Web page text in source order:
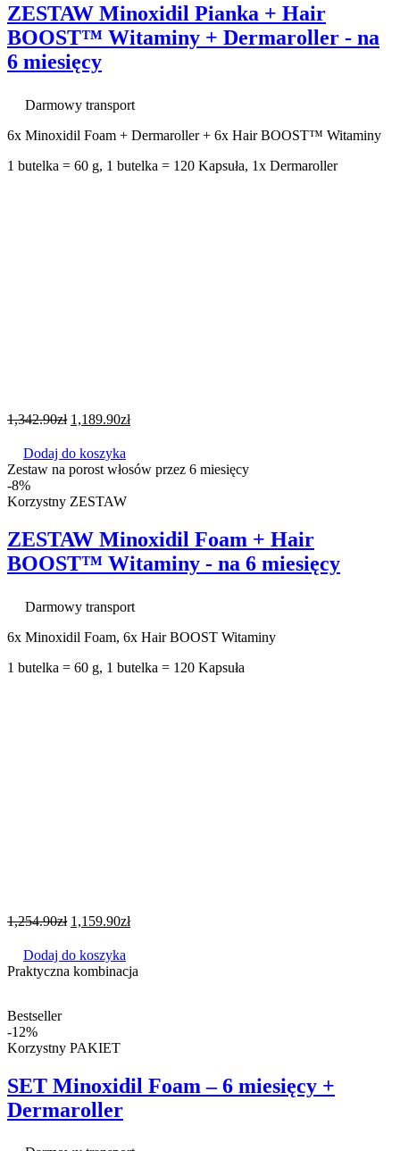
ZESTAW Minoxidil Pianka + Hair
BOOST™ Witaminy + Dermaroller - na
6 miesięcy
Darmowy transport
6x Minoxidil Foam + Dermaroller + 6x Hair BOOST™ Witaminy
1 butelka = 60 g, 1 butelka = 120 Kapsuła, 1x Dermaroller
1,342.90zł 1,189.90zł
Dodaj do koszyka
Zestaw na porost włosów przez 6 miesięcy
-8%
Korzystny ZESTAW
ZESTAW Minoxidil Foam + Hair
BOOST™ Witaminy - na 6 miesięcy
Darmowy transport
6x Minoxidil Foam, 6x Hair BOOST Witaminy
1 butelka = 60 g, 1 butelka = 120 Kapsuła
1,254.90zł 1,159.90zł
Dodaj do koszyka
Praktyczna kombinacja
Bestseller
-12%
Korzystny PAKIET
SET Minoxidil Foam – 6 miesięcy +
Dermaroller